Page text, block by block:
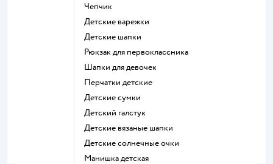
Чепчик
Детские варежки
Детские шапки
Рюкзак для первоклассника
Шапки для девочек
Перчатки детские
Детские сумки
Детский галстук
Детские вязаные шапки
Детские солнечные очки
Манишка детская